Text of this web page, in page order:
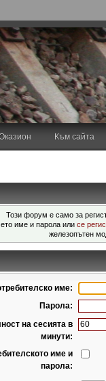
Към сайта
Този форум е само за
име и парола или се
железопътен
име:
Парола:
на сесията в
минути:
име и
парола: